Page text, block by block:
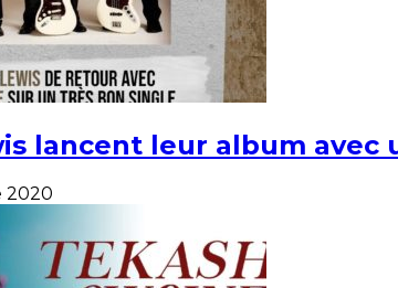
lancent leur album avec
2020